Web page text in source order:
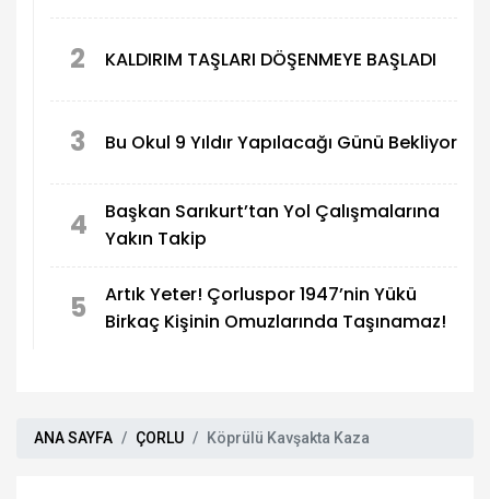
2 KALDIRIM TAŞLARI DÖŞENMEYE BAŞLADI
3 Bu Okul 9 Yıldır Yapılacağı Günü Bekliyor
4
Başkan Sarıkurt’tan Yol Çalışmalarına
Yakın Takip
5
Artık Yeter! Çorluspor 1947’nin Yükü
Birkaç Kişinin Omuzlarında Taşınamaz!
ANA SAYFA ÇORLU Köprülü Kavşakta Kaza